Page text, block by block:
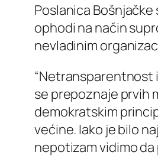
Poslanica Bošnjačke
ophodi na način
nevladinim
“Netransparentnost
se prepoznaje prvih
demokratskim
većine. Iako je bilo
nepotizam vidimo